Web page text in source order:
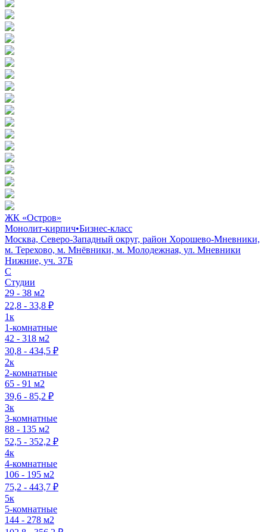
ЖК «Остров»
Монолит-кирпич•Бизнес-класс
Москва, Северо-Западный округ, район Хорошево-Мневники,
м. Терехово, м. Мнёвники, м. Молодежная, ул. Мневники
Нижние, уч. 37Б
C
Студии
29 - 38 м2
22,8 - 33,8 ₽
1к
1-комнатные
42 - 318 м2
30,8 - 434,5 ₽
2к
2-комнатные
65 - 91 м2
39,6 - 85,2 ₽
3к
3-комнатные
88 - 135 м2
52,5 - 352,2 ₽
4к
4-комнатные
106 - 195 м2
75,2 - 443,7 ₽
5к
5-комнатные
144 - 278 м2